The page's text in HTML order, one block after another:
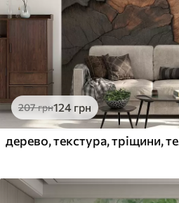
207грн124 грн